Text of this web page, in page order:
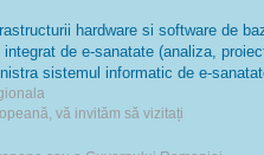
hardware si software de
de e-sanatate (analiza,
sistemul informatic de e-
vă invităm să vizitați